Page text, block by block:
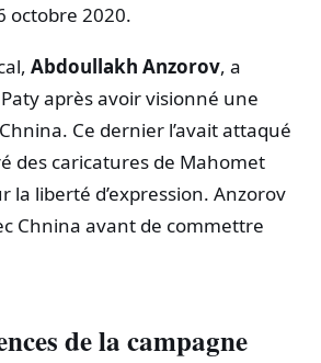
octobre 2020.
Abdoullakh Anzorov, a
après avoir visionné une
Ce dernier l’avait attaqué
des caricatures de Mahomet
la liberté d’expression. Anzorov
Chnina avant de commettre
de la campagne